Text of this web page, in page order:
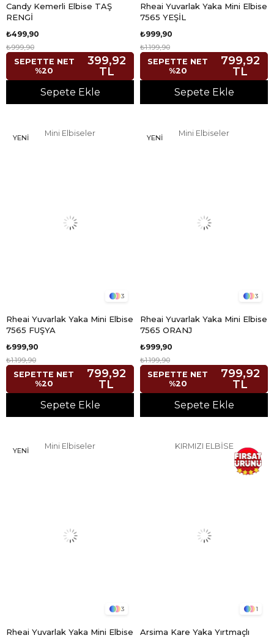
Candy Kemerli Elbise TAŞ
RENGİ
₺499,90
₺999,90
SEPETTE NET
%20
399,92
TL
Sepete Ekle
Rheai Yuvarlak Yaka Mini Elbise
7565 YEŞİL
₺999,90
₺1.199,90
SEPETTE NET
%20
799,92
TL
Sepete Ekle
Mini Elbiseler
3
Rheai Yuvarlak Yaka Mini Elbise
7565 FUŞYA
₺999,90
₺1.199,90
SEPETTE NET
%20
799,92
TL
Sepete Ekle
YENI
Mini Elbiseler
3
Rheai Yuvarlak Yaka Mini Elbise
7565 ORANJ
₺999,90
₺1.199,90
SEPETTE NET
%20
799,92
TL
Sepete Ekle
YENI
Mini Elbiseler
3
Rheai Yuvarlak Yaka Mini Elbise
YENI
KIRMIZI ELBİSE
1
Arsima Kare Yaka Yırtmaçlı